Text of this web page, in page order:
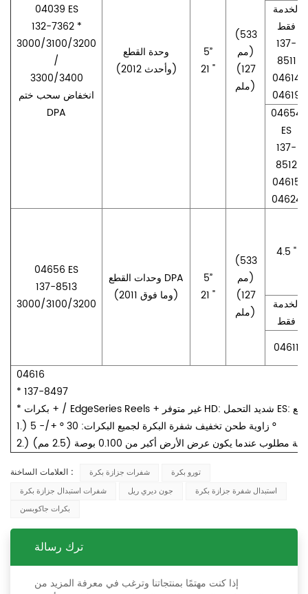
04039 ES
132-7362 *
3000/3100/3200
/
3300/3400
انخفاض سحب ختم
DPA
وحدة القطع
(2012 وأحدث)
5”
21 "
(533
مم)
(127
ملم)
الخدمة
فقط
137-
8511
04614
04619
04654
ES
137-
8512
04615
04624
04656 ES
137-8513
3000/3100/3200
وحدات القطع DPA
(2011 وما فوق)
5”
21 "
(533
مم)
(127
ملم)
4.5 "
الخدمة
فقط
04611
04616
* 137-8497
1.) زاوية طحن تخفيف شفرة البكرة لجميع البكرات: 30 ° +/- 5 °
العلامات الساخنة : شفرات جزازة بكرة
تورو بكرة
شفرات استبدال جزازة بكرة
جون ديري ريل
استبدال شفرة جزازة بكرة
بكرات جاكوبسن
ترك رسالة
إذا كنت مهتمًا بمنتجاتنا وترغب في معرفة المزيد من